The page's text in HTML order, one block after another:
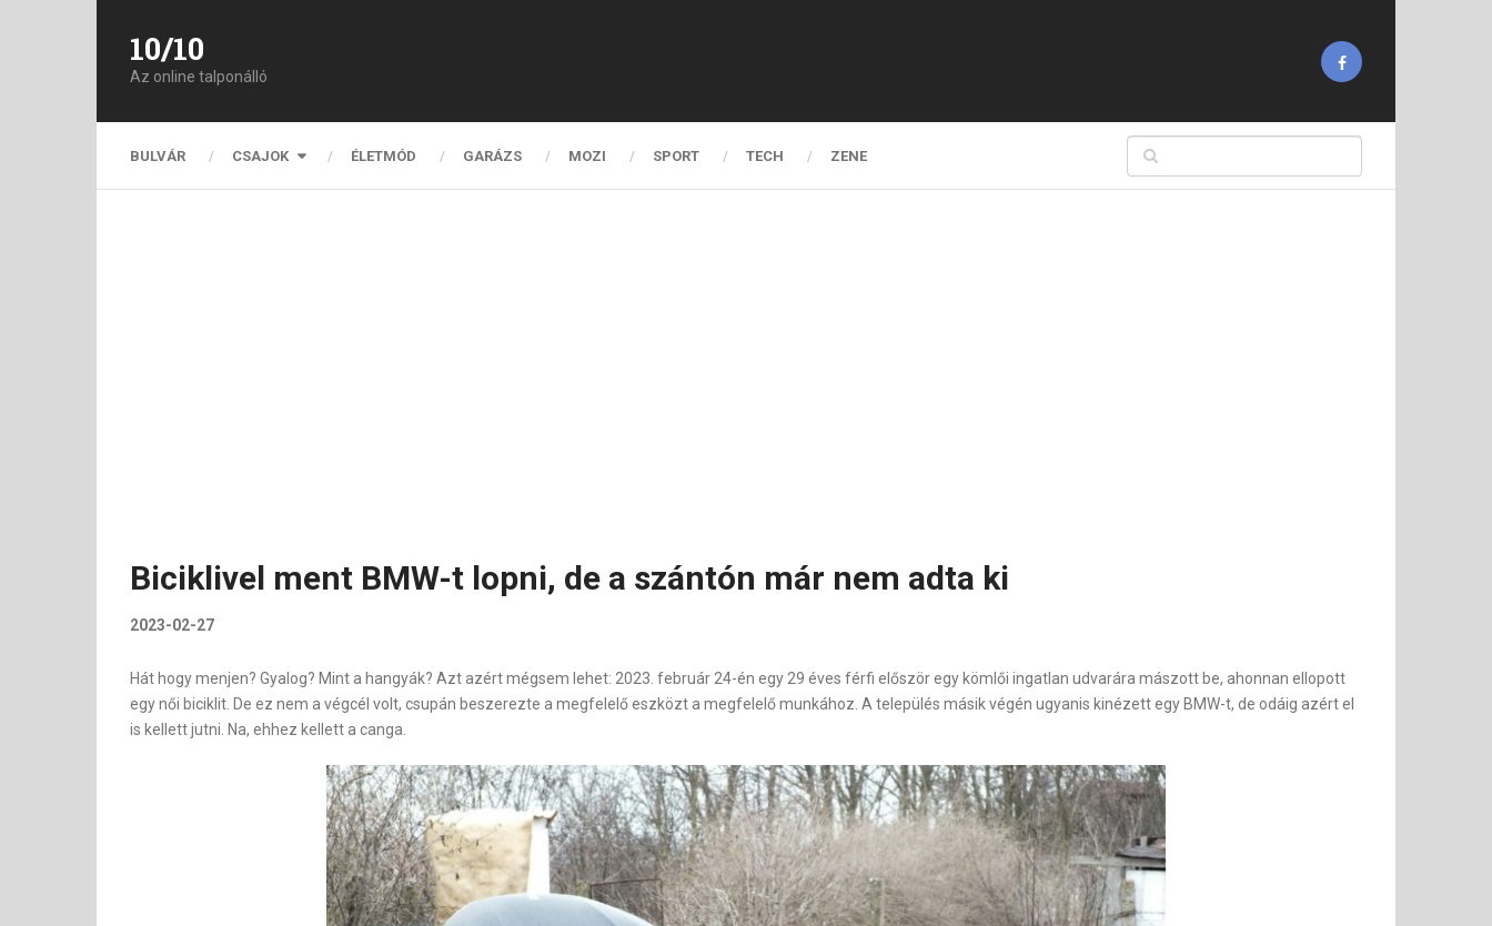
10/10
Az online talponálló
BULVÁR CSAJOK ÉLETMÓD GARÁZS MOZI SPORT TECH ZENE
Biciklivel ment BMW-t lopni, de a szántón már nem adta ki
2023-02-27
Hát hogy menjen? Gyalog? Mint a hangyák? Azt azért mégsem lehet: 2023. február 24-én egy 29 éves férfi először egy kömlői ingatlan udvarára mászott be, ahonnan ellopott
egy női biciklit. De ez nem a végcél volt, csupán beszerezte a megfelelő eszközt a megfelelő munkához. A település másik végén ugyanis kinézett egy BMW-t, de odáig azért el
is kellett jutni. Na, ehhez kellett a canga.